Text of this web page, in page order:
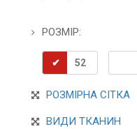
РОЗМІР:
52
РОЗМІРНА СІТКА
ВИДИ ТКАНИН